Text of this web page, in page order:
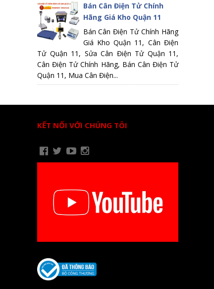
Bán Cân Điện Tử Chính
Hãng Giá Kho Quận 11
Bán Cân Điện Tử Chính Hãng
Giá Kho Quận 11, Cân Điện
Tử Quận 11, Sửa Cân Điện Tử Quận 11,
Cân Điện Tử Chính Hãng, Bán Cân Điện Tử
Quận 11, Mua Cân Điện...
KẾT NỐI VỚI CHÚNG TÔI